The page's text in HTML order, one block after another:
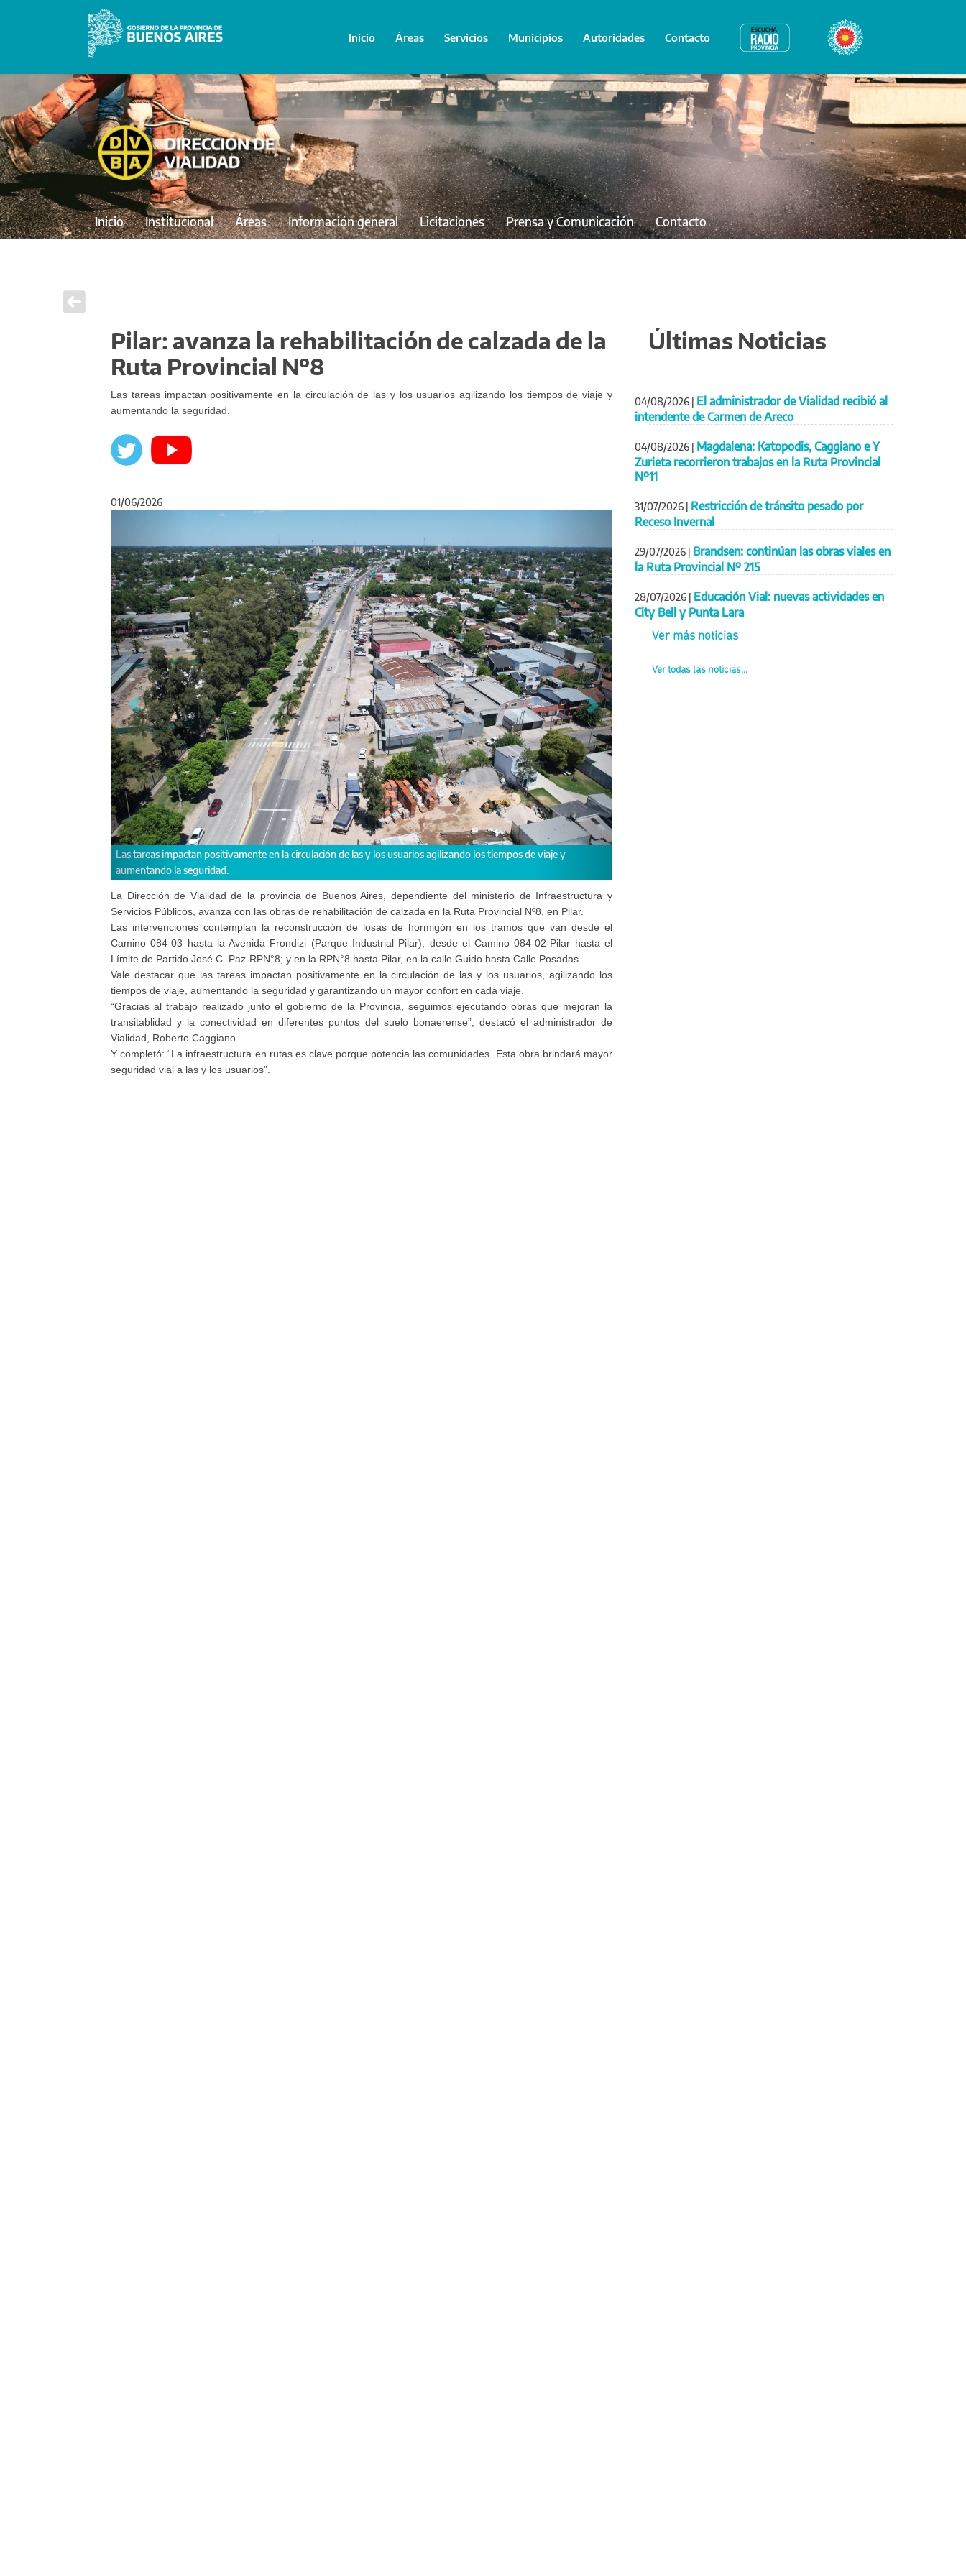
Inicio Áreas Servicios Municipios Autoridades Contacto Radio Provincia Bicentenario
Inicio Institucional Áreas Información general Licitaciones Prensa y Comunicación Contacto
Pilar: avanza la rehabilitación de calzada de la
Ruta Provincial Nº8
Las tareas impactan positivamente en la circulación de las y los usuarios agilizando los tiempos de viaje y
aumentando la seguridad.
01/06/2026
agilizando los tiempos de viaje y
"La infraestructura en rutas es clave porque potencia las comunidades. Esta obra brindará mayor seguridad vial a
Anterior Siguiente
La Dirección de Vialidad de la provincia de Buenos Aires, dependiente del ministerio de Infraestructura y
Servicios Públicos, avanza con las obras de rehabilitación de calzada en la Ruta Provincial Nº8, en Pilar.
Las intervenciones contemplan la reconstrucción de losas de hormigón en los tramos que van desde el
Camino 084-03 hasta la Avenida Frondizi (Parque Industrial Pilar); desde el Camino 084-02-Pilar hasta el
Límite de Partido José C. Paz-RPN°8; y en la RPN°8 hasta Pilar, en la calle Guido hasta Calle Posadas.
Vale destacar que las tareas impactan positivamente en la circulación de las y los usuarios, agilizando los
tiempos de viaje, aumentando la seguridad y garantizando un mayor confort en cada viaje.
“Gracias al trabajo realizado junto el gobierno de la Provincia, seguimos ejecutando obras que mejoran la
transitablidad y la conectividad en diferentes puntos del suelo bonaerense”, destacó el administrador de
Vialidad, Roberto Caggiano.
Y completó: “La infraestructura en rutas es clave porque potencia las comunidades. Esta obra brindará mayor
seguridad vial a las y los usuarios”.
Últimas Noticias
04/08/2026 | El administrador de Vialidad recibió al
intendente de Carmen de Areco
04/08/2026 | Magdalena: Katopodis, Caggiano e Y
Zurieta recorrieron trabajos en la Ruta Provincial
Nº11
31/07/2026 | Restricción de tránsito pesado por
Receso Invernal
29/07/2026 | Brandsen: continúan las obras viales en
la Ruta Provincial Nº 215
28/07/2026 | Educación Vial: nuevas actividades en
City Bell y Punta Lara
Ver más noticias
Ver todas las noticias...